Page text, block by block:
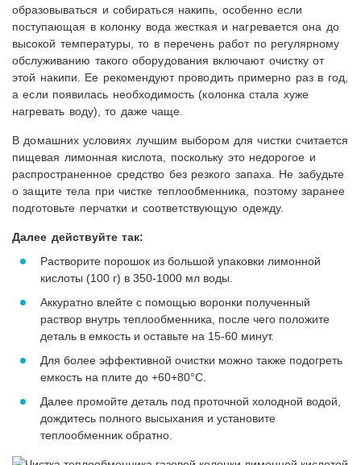
образовываться и собираться накипь, особенно если
поступающая в колонку вода жесткая и нагревается она до
высокой температуры, то в перечень работ по регулярному
обслуживанию такого оборудования включают очистку от
этой накипи. Ее рекомендуют проводить примерно раз в год,
а если появилась необходимость (колонка стала хуже
нагревать воду), то даже чаще.
В домашних условиях лучшим выбором для чистки считается
пищевая лимонная кислота, поскольку это недорогое и
распространенное средство без резкого запаха. Не забудьте
о защите тела при чистке теплообменника, поэтому заранее
подготовьте перчатки и соответствующую одежду.
Далее действуйте так:
Растворите порошок из большой упаковки лимонной
кислоты (100 г) в 350-1000 мл воды.
Аккуратно влейте с помощью воронки полученный
раствор внутрь теплообменника, после чего положите
деталь в емкость и оставьте на 15-60 минут.
Для более эффективной очистки можно также подогреть
емкость на плите до +60+80°C.
Далее промойте деталь под проточной холодной водой,
дождитесь полного высыхания и установите
теплообменник обратно.